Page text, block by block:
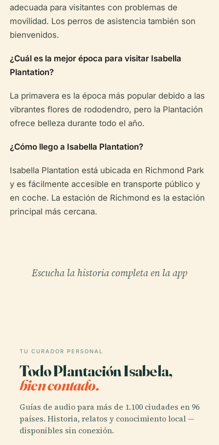
adecuada para visitantes con problemas de
movilidad. Los perros de asistencia también son
bienvenidos.
¿Cuál es la mejor época para visitar Isabella
Plantation?
La primavera es la época más popular debido a las
vibrantes flores de rododendro, pero la Plantación
ofrece belleza durante todo el año.
¿Cómo llego a Isabella Plantation?
Isabella Plantation está ubicada en Richmond Park
y es fácilmente accesible en transporte público y
en coche. La estación de Richmond es la estación
principal más cercana.
Escucha la historia completa en la app
TU CURADOR PERSONAL
Todo Plantación Isabela,
bien contado.
Guías de audio para más de 1.100 ciudades en 96
países. Historia, relatos y conocimiento local —
disponibles sin conexión.